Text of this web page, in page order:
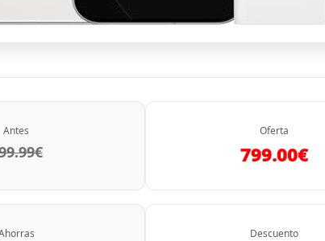
Antes Oferta
799.00€
Descuento